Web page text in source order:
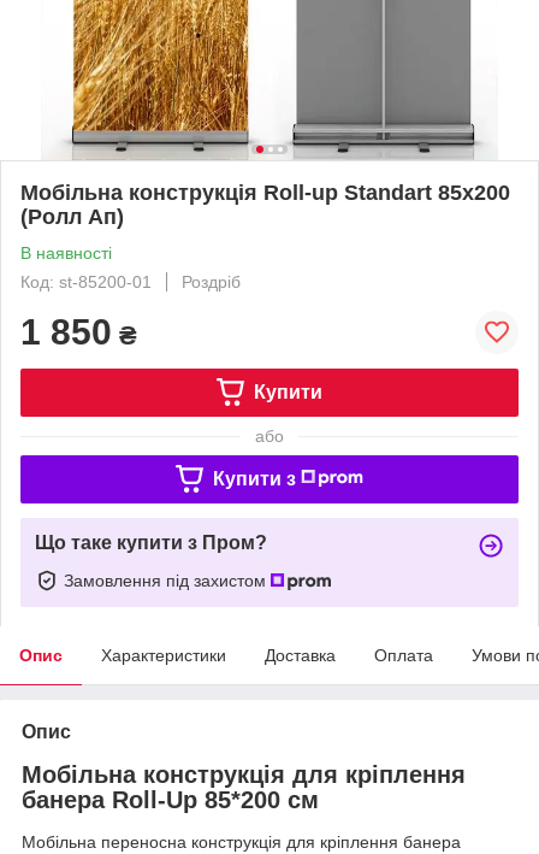
Мобільна конструкція Roll-up Standart 85x200
(Ролл Ап)
В наявності
Код: st-85200-01
Роздріб
1 850 ₴
Купити
або
Купити з
Що таке купити з Пром?
Замовлення під захистом
Опис Характеристики Доставка Оплата Умови
Опис
Мобільна конструкція для кріплення
банера Roll-Up 85*200 см
Мобільна переносна конструкція для кріплення банера